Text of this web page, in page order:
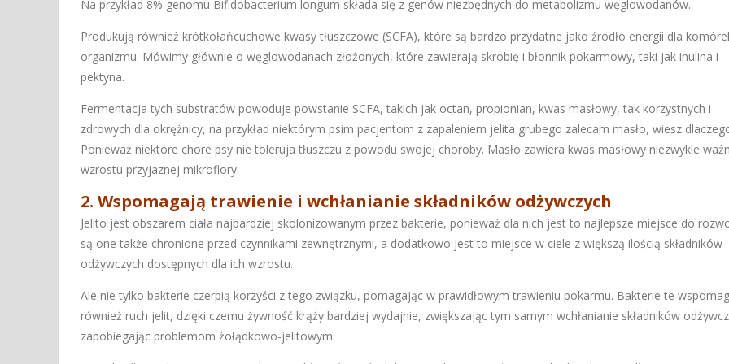
Na przykład 8% genomu Bifidobacterium longum składa się z genów niezbędnych do metabolizmu węglowodanów.
Produkują również krótkołańcuchowe kwasy tłuszczowe (SCFA), które są bardzo przydatne jako źródło energii dla
organizmu. Mówimy głównie o węglowodanach złożonych, które zawierają skrobię i błonnik pokarmowy, taki jak inulina i
pektyna.
Fermentacja tych substratów powoduje powstanie SCFA, takich jak octan, propionian, kwas masłowy, tak korzystnych i
zdrowych dla okrężnicy, na przykład niektórym psim pacjentom z zapaleniem jelita grubego zalecam masło, wiesz
Ponieważ niektóre chore psy nie toleruja tłuszczu z powodu swojej choroby. Masło zawiera kwas masłowy niezwykle
wzrostu przyjaznej mikroflory.
2. Wspomagają trawienie i wchłanianie składników odżywczych
Jelito jest obszarem ciała najbardziej skolonizowanym przez bakterie, ponieważ dla nich jest to najlepsze miejsce do
są one także chronione przed czynnikami zewnętrznymi, a dodatkowo jest to miejsce w ciele z większą ilością składników
odżywczych dostępnych dla ich wzrostu.
Ale nie tylko bakterie czerpią korzyści z tego związku, pomagając w prawidłowym trawieniu pokarmu. Bakterie te
również ruch jelit, dzięki czemu żywność krąży bardziej wydajnie, zwiększając tym samym wchłanianie składników
zapobiegając problemom żołądkowo-jelitowym.